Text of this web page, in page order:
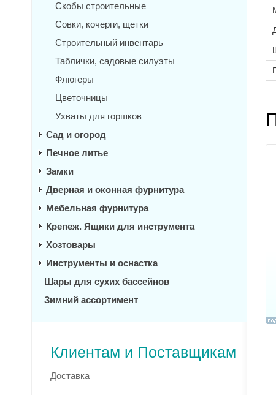
Скобы строительные
Совки, кочерги, щетки
Строительный инвентарь
Таблички, садовые силуэты
Флюгеры
Цветочницы
Ухваты для горшков
Сад и огород
Печное литье
Замки
Дверная и оконная фурнитура
Мебельная фурнитура
Крепеж. Ящики для инструмента
Хозтовары
Инструменты и оснастка
Шары для сухих бассейнов
Зимний ассортимент
Клиентам и Поставщикам
Доставка